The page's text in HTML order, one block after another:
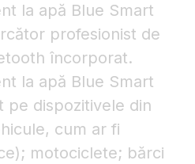
la apă Blue Smart
profesionist de
încorporat.
la apă Blue Smart
pe dispozitivele din
cum ar fi
motociclete; bărci